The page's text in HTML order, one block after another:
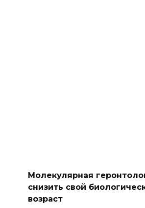
Молекулярная
снизить свой
возраст